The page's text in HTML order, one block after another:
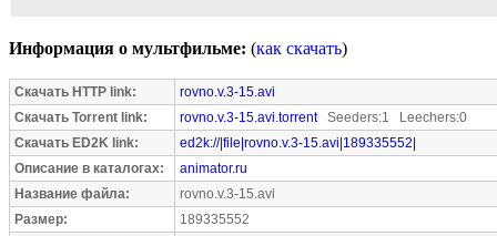
Информация о мультфильме: (как скачать)
Скачать HTTP link:
rovno.v.3-15.avi
Скачать Torrent link:
rovno.v.3-15.avi.torrentSeeders:1 Leechers:0
Скачать ED2K link:
ed2k://|file|rovno.v.3-15.avi|189335552|
Описание в каталогах:
animator.ru
Название файла:
rovno.v.3-15.avi
Размер:
189335552